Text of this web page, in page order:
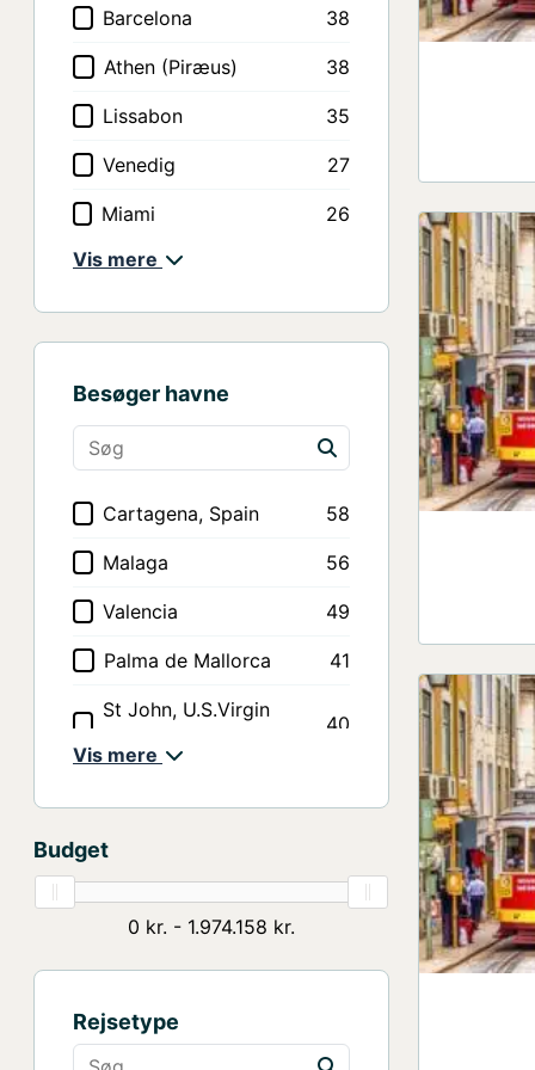
Miami 26
Barcelona 38
Civitavecchia (Rom)
Athen (Piræus) 38
Southampton 6
San Juan, Puerto Rico
Lissabon 35
Bridgetown, Barbados 21
Malta 1
Venedig 27
Singapore
Malaga
Stockholm 8
Montreal 5
Villefrance (Nice) 11
Monaco 13
Athen (Lavrion)
Dakar 1
Vis mere
Besøger havne
Malta
Livorno
Palma de Mallorca 41
Valencia 49
Malaga 56
St. Kitts
Cadiz 37
Cartagena, Spain 58
St John, U.S.Virgin
40
Vis mere
Budget
0 kr. - 1.974.158 kr.
Rejsetype